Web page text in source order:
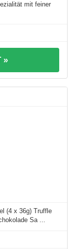
mit feiner
»
(4 x 36g) Truffle
Sa ...